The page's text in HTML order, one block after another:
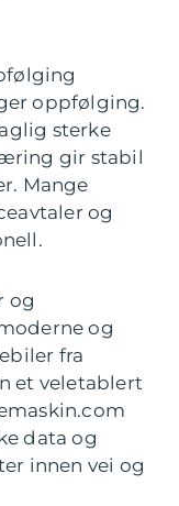
oppfølging.
sterke
gir stabil
Mange
og
og
og
fra
et veletablert
data og
innen vei og